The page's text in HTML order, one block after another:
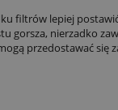
filtrów lepiej
gorsza, nierzadko
przedostawać się